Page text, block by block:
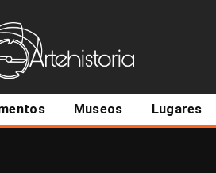
Museos Lugares